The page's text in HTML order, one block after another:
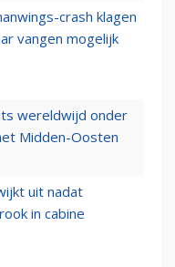
crash klagen
vangen mogelijk
wereldwijd onder
Midden-Oosten
uit nadat
in cabine